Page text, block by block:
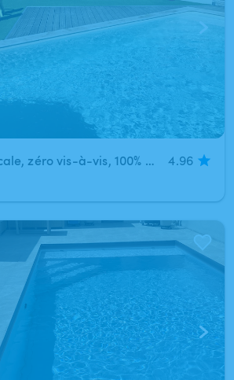
Votre bulle tropicale, zéro vis-à-vis, 100% détente
4.96